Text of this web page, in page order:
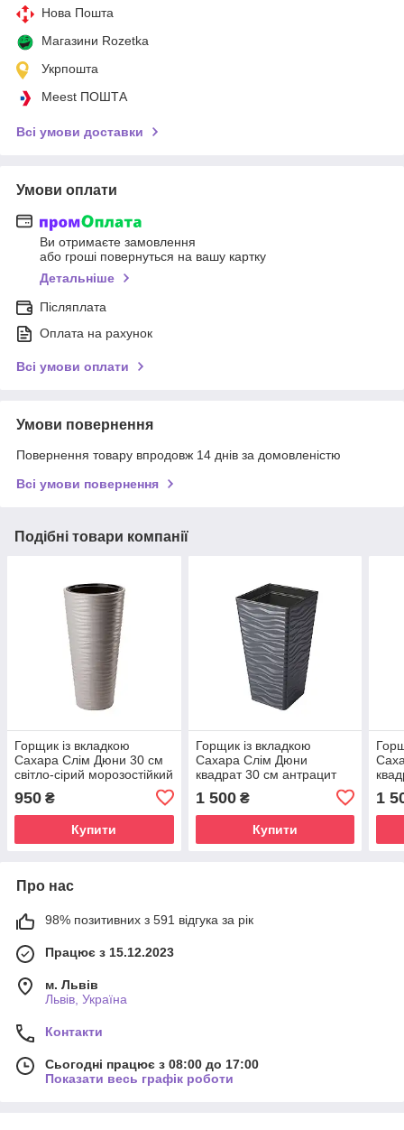
Нова Пошта
Магазини Rozetka
Укрпошта
Meest ПОШТА
Всі умови доставки
Умови оплати
Ви отримаєте замовлення
або гроші повернуться на вашу картку
Детальніше
Післяплата
Оплата на рахунок
Всі умови оплати
Умови повернення
Повернення товару впродовж 14 днів за домовленістю
Всі умови повернення
Подібні товари компанії
Горщик із вкладкою
Сахара Слім Дюни 30 см
світло-сірий морозостійкий
950 ₴
Купити
Горщик із вкладкою
Сахара Слім Дюни
квадрат 30 см антрацит
1 500₴
Купити
1
Про нас
98% позитивних з 591 відгука за рік
Працює з 15.12.2023
м. Львів
Львів, Україна
Контакти
Сьогодні працює з 08:00 до 17:00
Показати весь графік роботи